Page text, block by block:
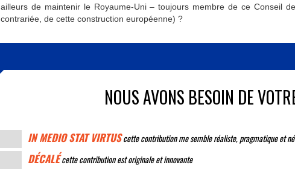
ailleurs de maintenir le Royaume-Uni – toujours membre de ce Conseil
contrariée, de cette construction européenne) ?
NOUS AVONS BESOIN DE
IN MEDIO STAT VIRTUScette contribution me semble réaliste, pragmatique et
DÉCALÉcette contribution est originale et innovante